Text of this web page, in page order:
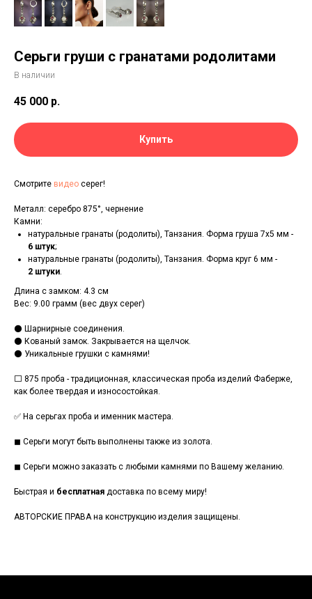
Серьги груши с гранатами родолитами
В наличии
45 000 р.
Купить
Смотрите видео серег!
Металл: серебро 875°, чернение
Камни:
натуральные гранаты (родолиты), Танзания. Форма груша 7х5 мм -
6 штук;
натуральные гранаты (родолиты), Танзания. Форма круг 6 мм -
2 штуки.
Длина с замком: 4.3 см
Вес: 9.00 грамм (вес двух серег)
⚫ Шарнирные соединения.
⚫ Кованый замок. Закрывается на щелчок.
⚫ Уникальные грушки с камнями!
⬜ 875 проба - традиционная, классическая проба изделий Фаберже,
как более твердая и износостойкая.
✅ На серьгах проба и именник мастера.
◼ Серьги могут быть выполнены также из золота.
◼ Серьги можно заказать с любыми камнями по Вашему желанию.
Быстрая и бесплатная доставка по всему миру!
АВТОРСКИЕ ПРАВА на конструкцию изделия защищены.